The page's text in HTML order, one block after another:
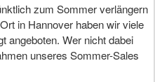
zum Sommer verlängern
in Hannover haben wir viele
angeboten. Wer nicht dabei
unseres Sommer-Sales